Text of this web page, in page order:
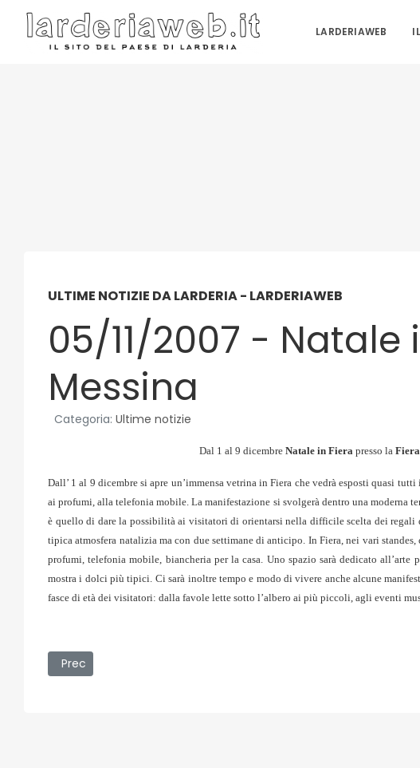
LARDERIAWEB
ULTIME NOTIZIE DA LARDERIA - LARDERIAWEB
05/11/2007 - Natale
Messina
Categoria: Ultime notizie
Dal 1 al 9 dicembre Natale in Fiera presso la
Dall’ 1 al 9 dicembre si apre un’immensa vetrina in Fiera che vedrà esposti quasi
ai profumi, alla telefonia mobile. La manifestazione si svolgerà dentro una moderna
è quello di dare la possibilità ai visitatori di orientarsi nella difficile scelta dei regali
tipica atmosfera natalizia ma con due settimane di anticipo. In Fiera, nei vari
profumi, telefonia mobile, biancheria per la casa. Uno spazio sarà dedicato all’arte
mostra i dolci più tipici. Ci sarà inoltre tempo e modo di vivere anche alcune
fasce di età dei visitatori: dalla favole lette sotto l’albero ai più piccoli, agli eventi
Articolo precedente: 05/11/2007 - E' un disastro sul quale il
Prec